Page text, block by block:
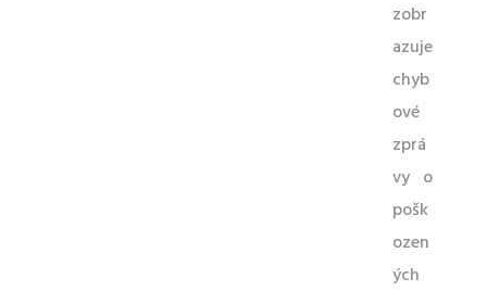
zobr
azuje
chyb
ové
zprá
vy o
pošk
ozen
ých